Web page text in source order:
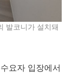
발코니가 설치돼
요자 입장에서